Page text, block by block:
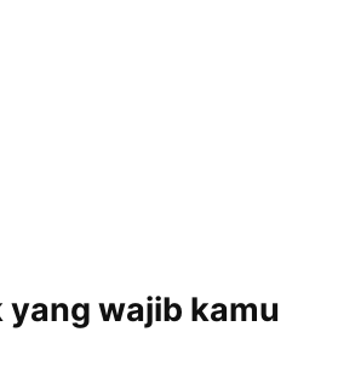
wajib kamu